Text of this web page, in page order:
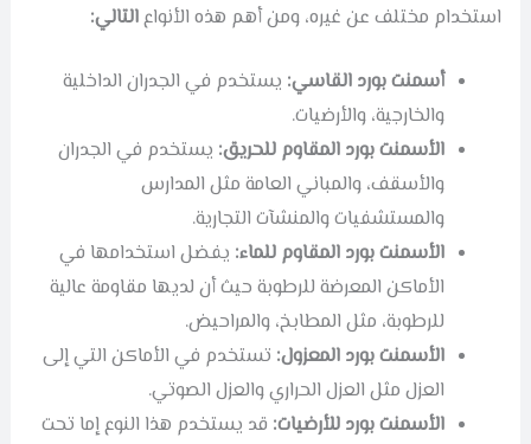
استخدام مختلف عن غيره، ومن أهم هذه الأنواعالتالي:
أسمنت بورد القاسي: يستخدم في الجدران الداخلية
والخارجية، والأرضيات.
الأسمنت بورد المقاوم للحريق: يستخدم في الجدران
والأسقف، والمباني العامة مثل المدارس
والمستشفيات والمنشآت التجارية.
الأسمنت بورد المقاوم للماء: يفضل استخدامها في
الأماكن المعرضة للرطوبة حيث أن لديها مقاومة عالية
للرطوبة، مثل المطابخ، والمراحيض.
الأسمنت بورد المعزول: تستخدم في الأماكن التي إلى
العزل مثل العزل الحراري والعزل الصوتي.
الأسمنت بورد للأرضيات: قد يستخدم هذا النوع إما تحت